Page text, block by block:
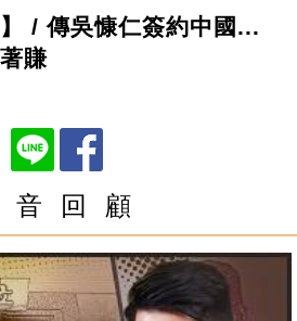
】 / 傳吳慷仁簽約中國...
賺
音 回 顧